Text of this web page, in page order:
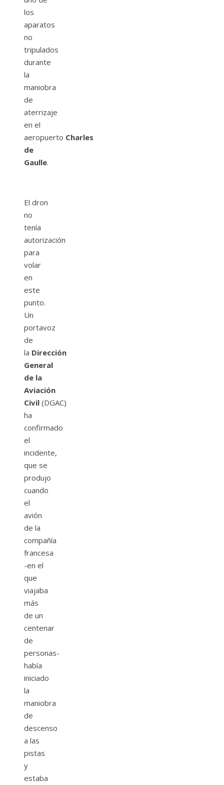
los
aparatos
no
tripulados
durante
la
maniobra
de
aterrizaje
en el
aeropuerto Charles
de
Gaulle.
El dron
no
tenía
autorización
para
volar
en
este
punto.
Un
portavoz
de
la Dirección
General
de la
Aviación
Civil (DGAC)
ha
confirmado
el
incidente,
que se
produjo
cuando
el
avión
de la
compañía
francesa
-en el
que
viajaba
más
de un
centenar
de
personas-
había
iniciado
la
maniobra
de
descenso
a las
pistas
y
estaba